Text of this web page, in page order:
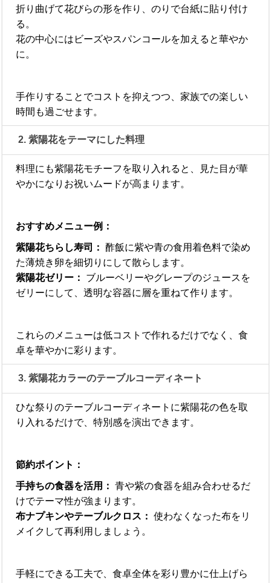
折り曲げて花びらの形を作り、のりで台紙に貼り付け
る。
花の中心にはビーズやスパンコールを加えると華やか
に。
手作りすることでコストを抑えつつ、家族での楽しい
時間も過ごせます。
2. 紫陽花をテーマにした料理
料理にも紫陽花モチーフを取り入れると、見た目が華
やかになりお祝いムードが高まります。
おすすめメニュー例：
紫陽花ちらし寿司： 酢飯に紫や青の食用着色料で染め
た薄焼き卵を細切りにして散らします。
紫陽花ゼリー：
ブルーベリーやグレープのジュースを
ゼリーにして、透明な容器に層を重ねて作ります。
これらのメニューは低コストで作れるだけでなく、食
卓を華やかに彩ります。
3. 紫陽花カラーのテーブルコーディネート
ひな祭りのテーブルコーディネートに紫陽花の色を取
り入れるだけで、特別感を演出できます。
節約ポイント：
手持ちの食器を活用： 青や紫の食器を組み合わせるだ
けでテーマ性が強まります。
布ナプキンやテーブルクロス： 使わなくなった布をリ
メイクして再利用しましょう。
手軽にできる工夫で、食卓全体を彩り豊かに仕上げら